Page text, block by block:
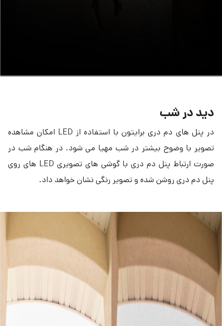
دید در شب
در پنل های دم دری برایتون با استفاده از LED امکان مشاهده
تصویر با وضوح بیشتر در شب مهیا می شود. در هنگام شب در
صورت ارتباط پنل دم دری با گوشی های تصویری LED های روی
پنل دم دری روشن شده و تصویر رنگی نشان خواهد داد.